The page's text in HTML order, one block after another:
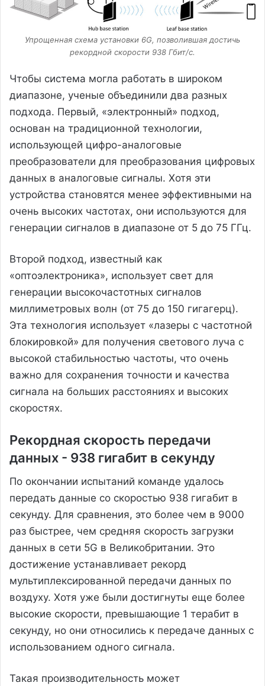
Упрощенная схема установки 6G, позволившая достичь
рекордной скорости 938 Гбит/с.
Чтобы система могла работать в широком
диапазоне, ученые объединили два разных
подхода. Первый, «электронный» подход,
основан на традиционной технологии,
использующей цифро-аналоговые
преобразователи для преобразования цифровых
данных в аналоговые сигналы. Хотя эти
устройства становятся менее эффективными на
очень высоких частотах, они используются для
генерации сигналов в диапазоне от 5 до 75 ГГц.
Второй подход, известный как
«оптоэлектроника», использует свет для
генерации высокочастотных сигналов
миллиметровых волн (от 75 до 150 гигагерц).
Эта технология использует «лазеры с частотной
блокировкой» для получения светового луча с
высокой стабильностью частоты, что очень
важно для сохранения точности и качества
сигнала на больших расстояниях и высоких
скоростях.
Рекордная скорость передачи
данных - 938 гигабит в секунду
По окончании испытаний команде удалось
передать данные со скоростью 938 гигабит в
секунду. Для сравнения, это более чем в 9000
раз быстрее, чем средняя скорость загрузки
данных в сети 5G в Великобритании. Это
достижение устанавливает рекорд
мультиплексированной передачи данных по
воздуху. Хотя уже были достигнуты еще более
высокие скорости, превышающие 1 терабит в
секунду, но они относились к передаче данных с
использованием одного сигнала.
Такая производительность может